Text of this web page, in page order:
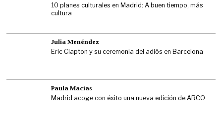
10 planes culturales en Madrid: A buen tiempo, más
cultura
Julia Menéndez
Eric Clapton y su ceremonia del adiós en Barcelona
Paula Macías
Madrid acoge con éxito una nueva edición de ARCO